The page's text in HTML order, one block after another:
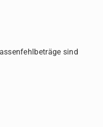
sind